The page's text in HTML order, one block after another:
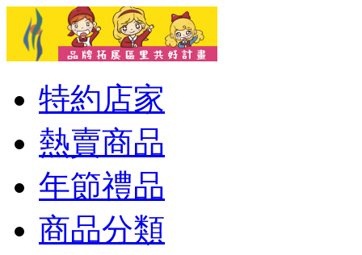
特約店家
熱賣商品
年節禮品
商品分類